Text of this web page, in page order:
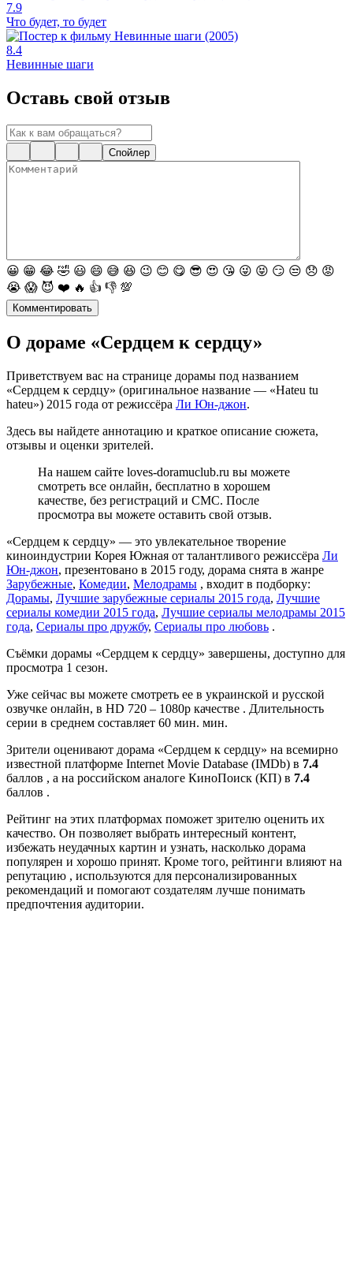
7.9
Что будет, то будет
8.4
Невинные шаги
Оставь свой отзыв
Спойлер
😀 😁 😂 🤣 😃 😄 😅 😆 😉 😊 😋 😎 😍 😘 😜 😝 😏 😒 😞 😡
😭 😱 😈 ❤️ 🔥 👍 👎 💯
Комментировать
О дораме «Сердцем к сердцу»
Приветствуем вас на странице дорамы под названием
«Сердцем к сердцу» (оригинальное название — «Hateu tu
hateu») 2015 года от режиссёра Ли Юн-джон.
Здесь вы найдете аннотацию и краткое описание сюжета,
отзывы и оценки зрителей.
На нашем сайте loves-doramuclub.ru вы можете
смотреть все онлайн, бесплатно в хорошем
качестве, без регистраций и СМС. После
просмотра вы можете оставить свой отзыв.
«Сердцем к сердцу» — это увлекательное творение
киноиндустрии Корея Южная от талантливого режиссёра Ли
Юн-джон, презентовано в 2015 году, дорама снята в жанре
Зарубежные, Комедии, Мелодрамы , входит в подборку:
Дорамы, Лучшие зарубежные сериалы 2015 года, Лучшие
сериалы комедии 2015 года, Лучшие сериалы мелодрамы 2015
года, Сериалы про дружбу, Сериалы про любовь .
Съёмки дорамы «Сердцем к сердцу» завершены, доступно для
просмотра 1 сезон.
Уже сейчас вы можете смотреть ее в украинской и русской
озвучке онлайн, в HD 720 – 1080p качестве . Длительность
серии в среднем составляет 60 мин. мин.
Зрители оценивают дорама «Сердцем к сердцу» на всемирно
известной платформе Internet Movie Database (IMDb) в 7.4
баллов , а на российском аналоге КиноПоиск (КП) в 7.4
баллов .
Рейтинг на этих платформах поможет зрителю оценить их
качество. Он позволяет выбрать интересный контент,
избежать неудачных картин и узнать, насколько дорама
популярен и хорошо принят. Кроме того, рейтинги влияют на
репутацию , используются для персонализированных
рекомендаций и помогают создателям лучше понимать
предпочтения аудитории.